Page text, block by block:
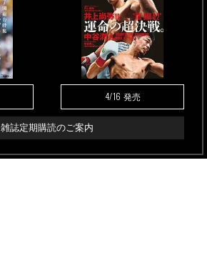
4/16 発売
雑誌定期購読のご案内